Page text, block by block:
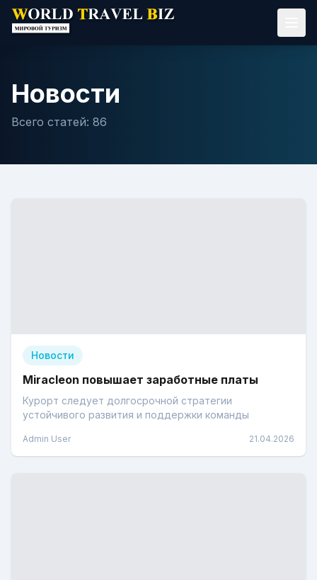
Новости
Всего статей: 86
Новости
Miracleon повышает заработные платы
Курорт следует долгосрочной стратегии
устойчивого развития и поддержки команды
Admin User 21.04.2026